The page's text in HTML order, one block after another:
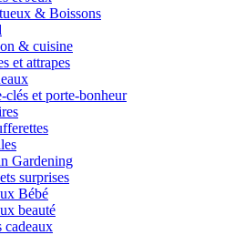
& Boissons
& cuisine
et attrapes
clés et porte-bonheur
Gardening
surprises
Bébé
beauté
cadeaux